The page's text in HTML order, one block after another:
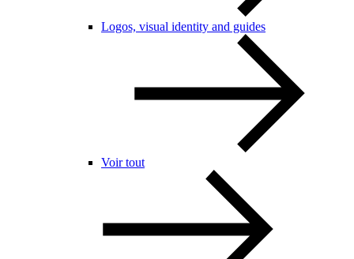
Logos, visual identity and guides
Voir tout